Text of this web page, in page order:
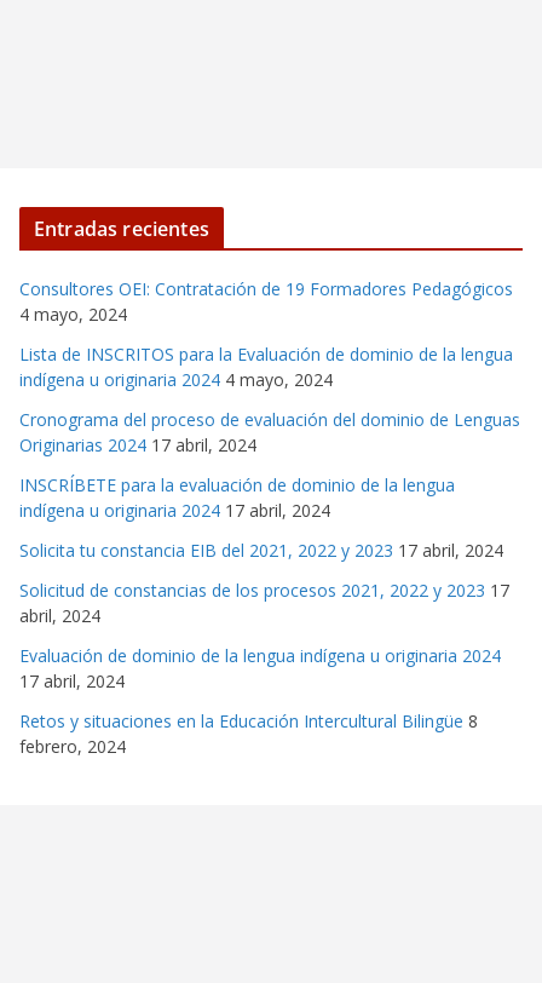
Entradas recientes
Consultores OEI: Contratación de 19 Formadores Pedagógicos
4 mayo, 2024
Lista de INSCRITOS para la Evaluación de dominio de la lengua
indígena u originaria 2024 4 mayo, 2024
Cronograma del proceso de evaluación del dominio de Lenguas
Originarias 2024 17 abril, 2024
INSCRÍBETE para la evaluación de dominio de la lengua
indígena u originaria 2024 17 abril, 2024
Solicita tu constancia EIB del 2021, 2022 y 2023 17 abril, 2024
Solicitud de constancias de los procesos 2021, 2022 y 2023 17
abril, 2024
Evaluación de dominio de la lengua indígena u originaria 2024
17 abril, 2024
Retos y situaciones en la Educación Intercultural Bilingüe 8
febrero, 2024